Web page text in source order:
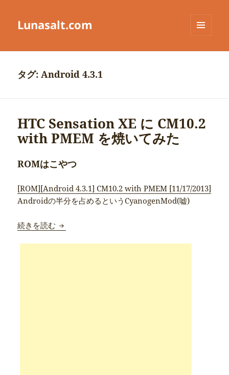
Lunasalt.com
ーとウ
タグ:Android 4.3.1
HTC Sensation XE に CM10.2
with PMEM を焼いてみた
ROMはこやつ
[ROM][Android 4.3.1] CM10.2 with PMEM [11/17/2013]
Androidの半分を占めるというCyanogenMod(嘘)
続きを読む HTC Sensation XE に CM10.2 with PMEM を焼